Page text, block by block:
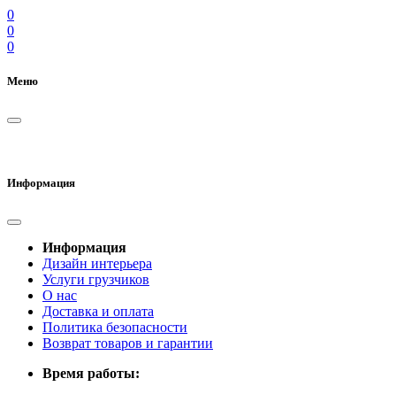
0
0
0
Меню
Информация
Информация
Дизайн интерьера
Услуги грузчиков
О нас
Доставка и оплата
Политика безопасности
Возврат товаров и гарантии
Время работы: